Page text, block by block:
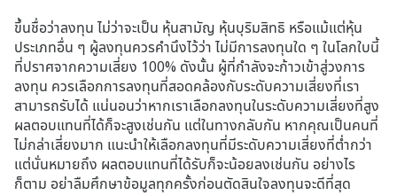
ขึ้นชื่อว่าลงทุน ไม่ว่าจะเป็น หุ้นสามัญ หุ้นบุริมสิทธิ หรือแม้แต่หุ้น
ประเภทอื่น ๆ ผู้ลงทุนควรคำนึงไว้ว่า ไม่มีการลงทุนใด ๆ ในโลกใบนี้
ที่ปราศจากความเสี่ยง 100% ดังนั้น ผู้ที่กำลังจะก้าวเข้าสู่วงการ
ลงทุน ควรเลือกการลงทุนที่สอดคล้องกับระดับความเสี่ยงที่เรา
สามารถรับได้ แน่นอนว่าหากเราเลือกลงทุนในระดับความเสี่ยงที่สูง
ผลตอบแทนที่ได้ก็จะสูงเช่นกัน แต่ในทางกลับกัน หากคุณเป็นคนที่
ไม่กล่าเสี่ยงมาก แนะนำให้เลือกลงทุนที่มีระดับความเสี่ยงที่ต่ำกว่า
แต่นั่นหมายถึง ผลตอบแทนที่ได้รับก็จะน้อยลงเช่นกัน อย่างไร
ก็ตาม อย่าลืมศึกษาข้อมูลทุกครั้งก่อนตัดสินใจลงทุนจะดีที่สุด